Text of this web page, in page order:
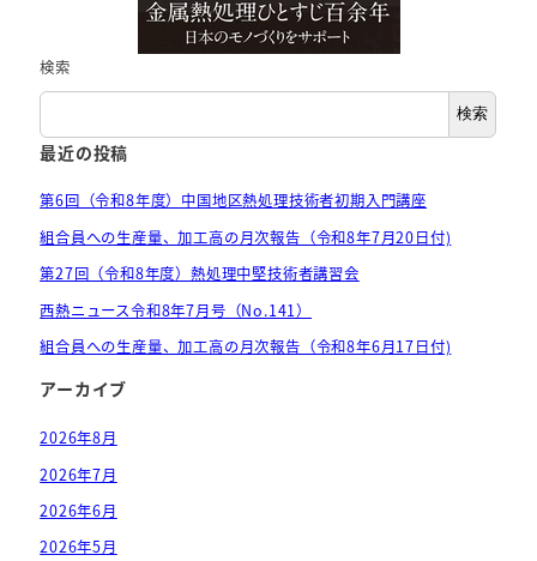
検索
検索
最近の投稿
第6回（令和8年度）中国地区熱処理技術者初期入門講座
組合員への生産量、加工高の月次報告（令和8年7月20日付)
第27回（令和8年度）熱処理中堅技術者講習会
西熱ニュース令和8年7月号（No.141）
組合員への生産量、加工高の月次報告（令和8年6月17日付)
アーカイブ
2026年8月
2026年7月
2026年6月
2026年5月